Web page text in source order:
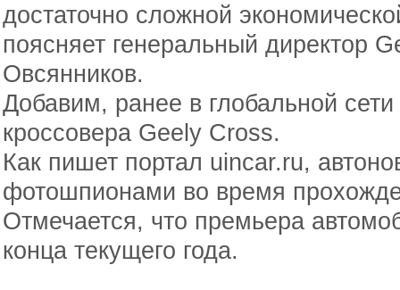
достаточно сложной
поясняет генеральный директор
Овсянников.
Добавим, ранее в глобальной
кроссовера Geely Cross.
Как пишет портал uincar.ru,
фотошпионами во время
Отмечается, что премьера
конца текущего года.